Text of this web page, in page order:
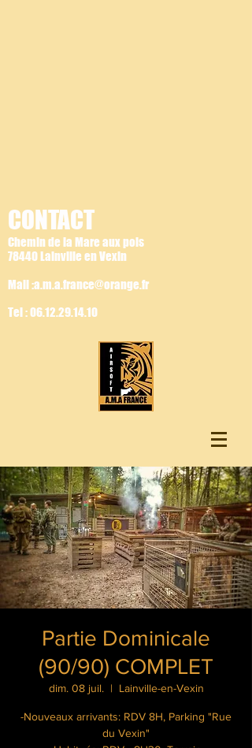
CONTACT
Chemin de la Mare aux pois
78440 Lainville en Vexin
Mail :a.m.a.france@orange.fr
Tel :06.12.29.14.10
Partie Dominicale
(90/90) COMPLET
dim. 08 juil.
  |
Lainville-en-Vexin
-Nouveaux arrivants: RDV 8H, Parking "Rue
du Vexin"